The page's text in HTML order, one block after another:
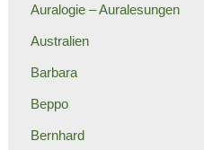
Auralogie – Auralesungen
Australien
Barbara
Beppo
Bernhard